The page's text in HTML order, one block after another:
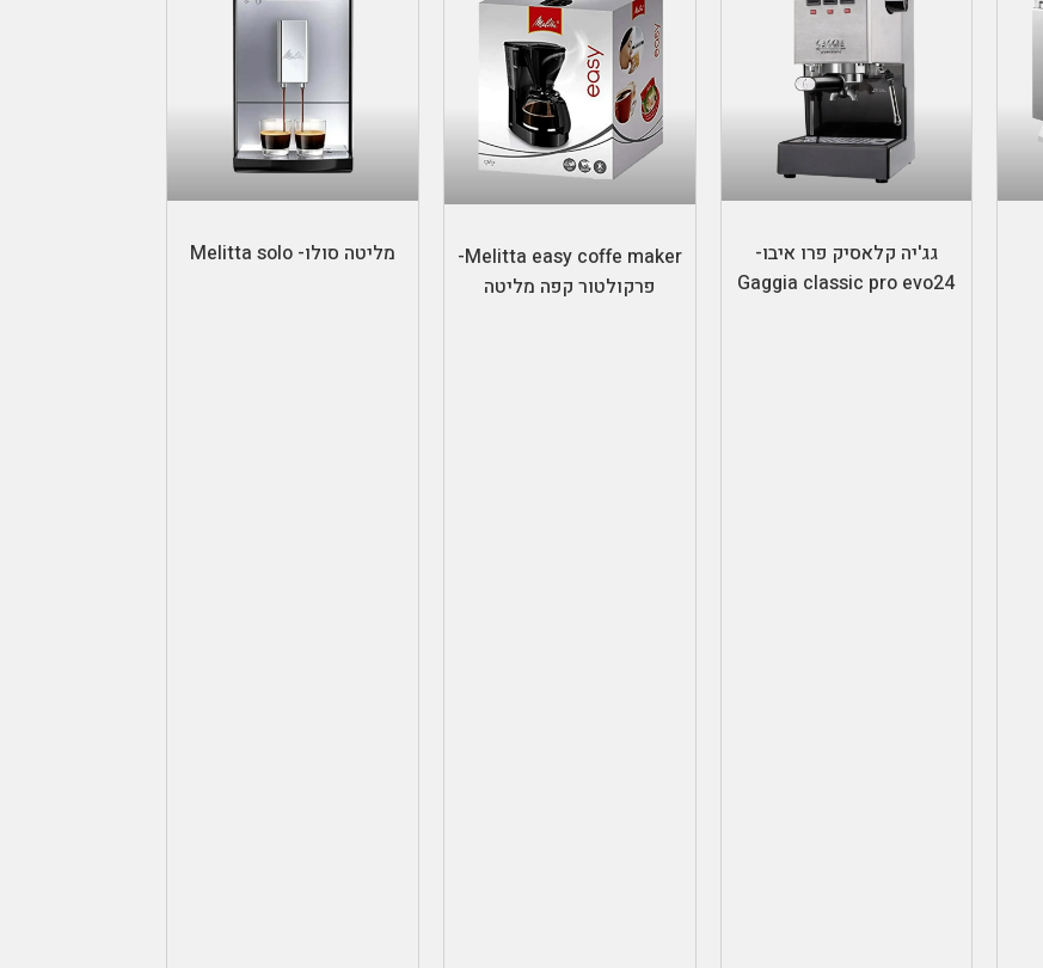
הוספה לסל
גג'יה קלאסיק פרו איבו-
Gaggia classic pro evo24
מידע נוסף
Melitta easy coffe maker-
פרקולטור קפה מליטה
בחר אפשרויות
מליטה סולו- Melitta solo